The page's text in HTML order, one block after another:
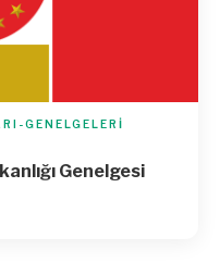
GENELGELERI
Genelgesi